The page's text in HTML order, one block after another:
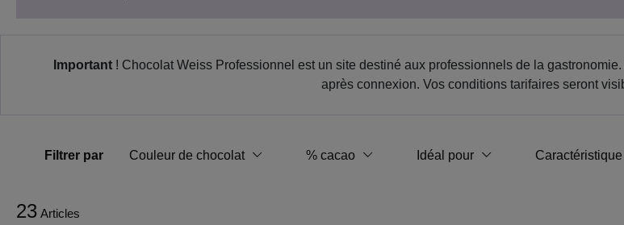
Important! Chocolat Weiss Professionnel est un site destiné aux professionnels de la
après connexion. Vos conditions tarifaires seront
Filtrer par Couleur de chocolat % cacao Idéal pour
23 Articles